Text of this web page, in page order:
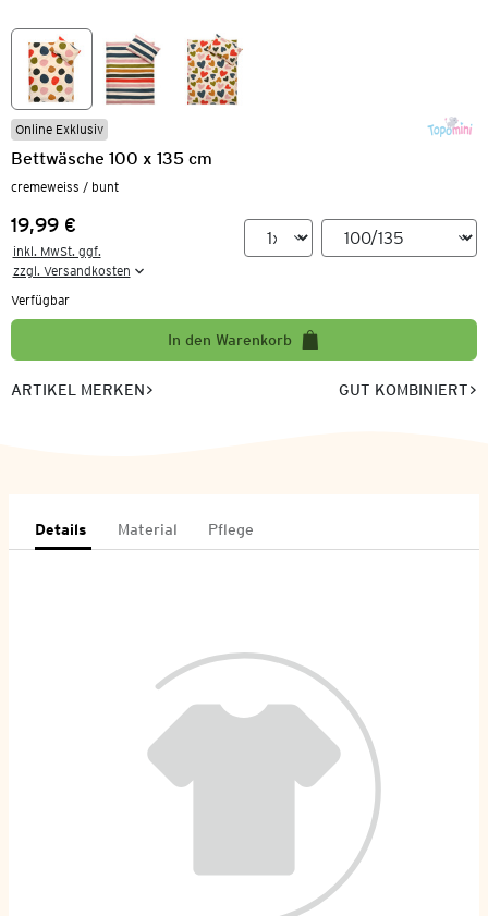
Online Exklusiv
Bettwäsche 100 x 135 cm
cremeweiss / bunt
Preis:
19,99 €
inkl. MwSt. ggf.
zzgl. Versandkosten
Verfügbar
In den Warenkorb
ARTIKEL MERKEN GUT KOMBINIERT
Details Material Pflege